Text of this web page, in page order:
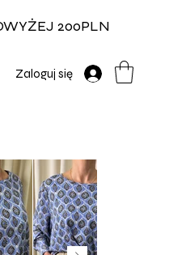
200PLN
Zaloguj się